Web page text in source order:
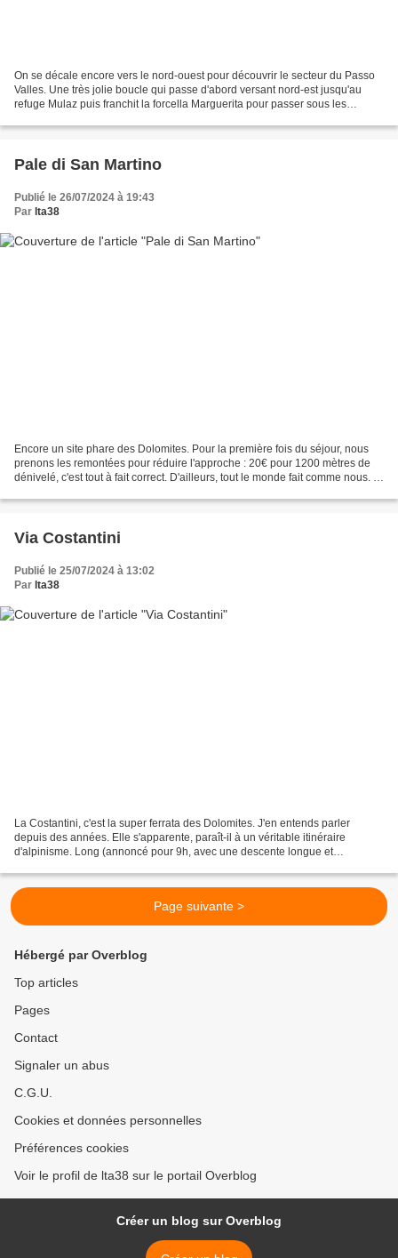
On se décale encore vers le nord-ouest pour découvrir le secteur du Passo
Valles. Une très jolie boucle qui passe d'abord versant nord-est jusqu'au
refuge Mulaz puis franchit la forcella Marguerita pour passer sous les
Pale di San Martino
Publié le 26/07/2024 à 19:43
Par lta38
Encore un site phare des Dolomites. Pour la première fois du séjour, nous
prenons les remontées pour réduire l'approche : 20€ pour 1200 mètres de
dénivelé, c'est tout à fait correct. D'ailleurs, tout le monde fait comme nous. A
Via Costantini
Publié le 25/07/2024 à 13:02
Par lta38
La Costantini, c'est la super ferrata des Dolomites. J'en entends parler
depuis des années. Elle s'apparente, paraît-il à un véritable itinéraire
d'alpinisme. Long (annoncé pour 9h, avec une descente longue et
Page suivante >
Hébergé par Overblog
Top articles
Pages
Contact
Signaler un abus
C.G.U.
Cookies et données personnelles
Préférences cookies
Voir le profil de lta38 sur le portail Overblog
Créer un blog sur Overblog